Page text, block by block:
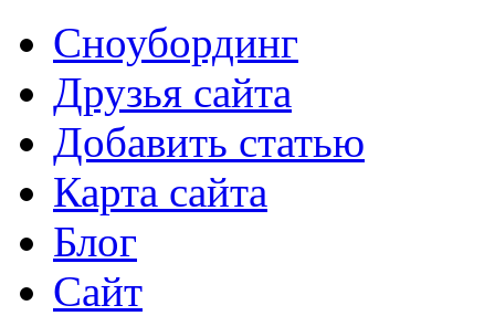
Сноубординг
Друзья сайта
Добавить статью
Карта сайта
Блог
Сайт